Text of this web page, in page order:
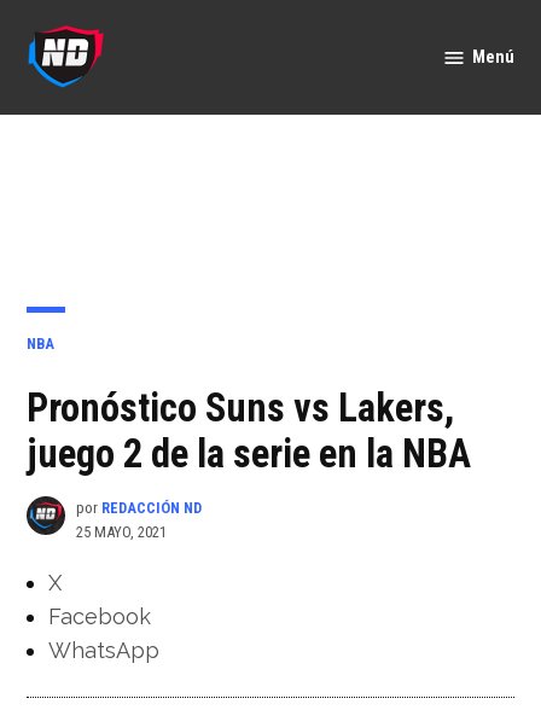
contenido
Menú
PUBLICADO
NBA
Pronóstico Suns vs Lakers,
juego 2 de la serie en la NBA
por REDACCIÓN ND
25 MAYO, 2021
X
Facebook
WhatsApp